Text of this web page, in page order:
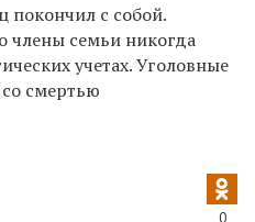
покончил с собой.
члены семьи никогда
учетах. Уголовные
смертью
0